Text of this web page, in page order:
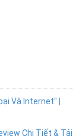
Và Internet" |
Chi Tiết & Tải